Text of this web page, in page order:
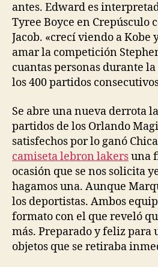
antes. Edward es
Tyree Boyce en Crepúsculo
Jacob. «crecí viendo a Kobe
amar la competición
cuantas personas durante
los 400 partidos
Se abre una nueva derrota
partidos de los Orlando
satisfechos por lo ganó
camiseta lebron lakersuna
ocasión que se nos solicita
hagamos una. Aunque
los deportistas. Ambos
formato con el que reveló
más. Preparado y feliz para
objetos que se retiraba